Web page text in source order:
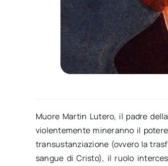
Muore Martin Lutero, il padre
violentemente mineranno il
transustanziazione (ovvero la
sangue di Cristo), il ruolo